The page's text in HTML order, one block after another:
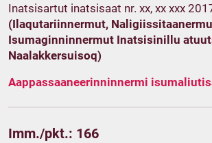
Inatsisartut inatsisaat nr. xx, xx xxx
(Ilaqutariinnermut,
Isumaginninnermut Inatsisinillu
Naalakkersuisoq)
Aappassaaneerinninnermi
Imm./pkt.: 166